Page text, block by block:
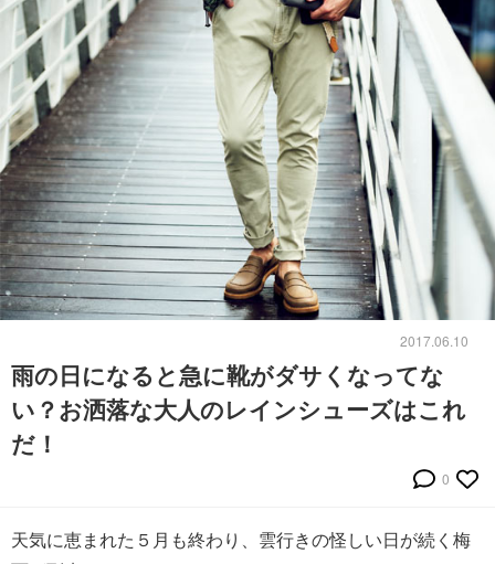
2017.06.10
雨の日になると急に靴がダサくなってな
い？お洒落な大人のレインシューズはこれ
だ！
0
天気に恵まれた５月も終わり、雲行きの怪しい日が続く梅